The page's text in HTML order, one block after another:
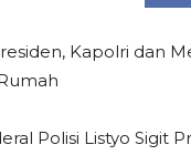
Kapolri dan
Polisi Listyo Sigit